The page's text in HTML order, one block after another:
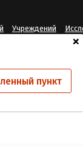
+
пункт
Учреждений